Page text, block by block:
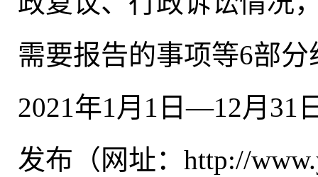
需要报告的事项等6部分
2021年1月1日—12月31
发布（网址：http://